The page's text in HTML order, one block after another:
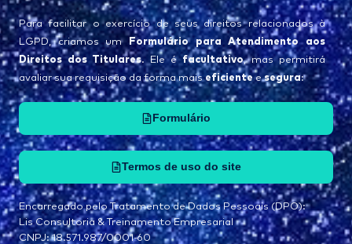
Para facilitar o exercício de seus direitos relacionados à
LGPD, criamos um Formulário para Atendimento aos
Direitos dos Titulares. Ele é facultativo, mas permitirá
avaliar sua requisição da forma maiseficienteesegura:
Formulário
Termos de uso do site
Encarregado pelo Tratamento de Dados Pessoais (DPO):
Lis Consultoria & Treinamento Empresarial
CNPJ: 18.571.987/0001-60